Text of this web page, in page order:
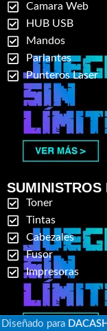
Camara Web
HUB USB
Mandos
Parlantes
Punteros Laser
SUMINISTROS
Toner
Tintas
Cabezales
Fusor
Impresoras
Diseñado para DACASH